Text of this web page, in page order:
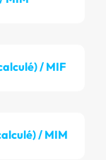
/ MIF
/ MIM